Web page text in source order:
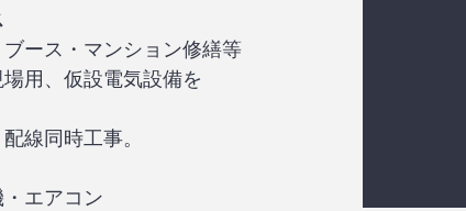
ース・マンション修繕等
用、仮設電気設備を
線同時工事。
エアコン